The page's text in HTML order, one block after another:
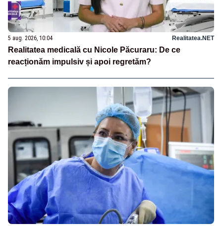
5 aug. 2026, 10:04 Realitatea.NET
Realitatea medicală cu Nicole Păcuraru: De ce
reacționăm impulsiv și apoi regretăm?